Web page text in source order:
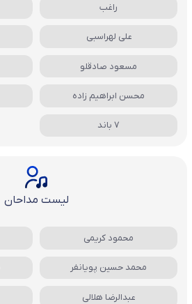
راغب
علی لهراسبی
مسعود صادقلو
محسن ابراهیم زاده
7 باند
لیست مداحان
محمود کریمی
محمد حسین پویانفر
عبدالرضا هلالی